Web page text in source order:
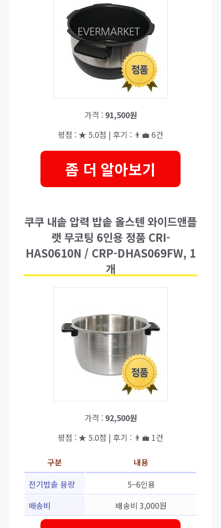
가격 : 91,500원
평점 : ★ 5.0점 | 후기 : 👨‍💼 6건
좀 더 알아보기
쿠쿠 내솥 압력 밥솥 올스텐 와이드앤플
랫 무코팅 6인용 정품 CRI-
HAS0610N / CRP-DHAS069FW, 1
개
가격 : 92,500원
평점 : ★ 5.0점 | 후기 : 👨‍💼 1건
구분
내용
전기밥솥 용량
5~6인용
배송비
배송비 3,000원